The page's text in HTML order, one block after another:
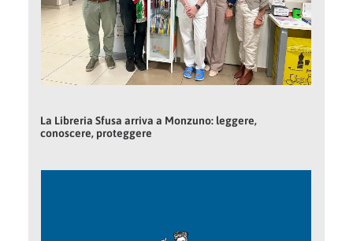
La Libreria Sfusa arriva a Monzuno: leggere,
conoscere, proteggere